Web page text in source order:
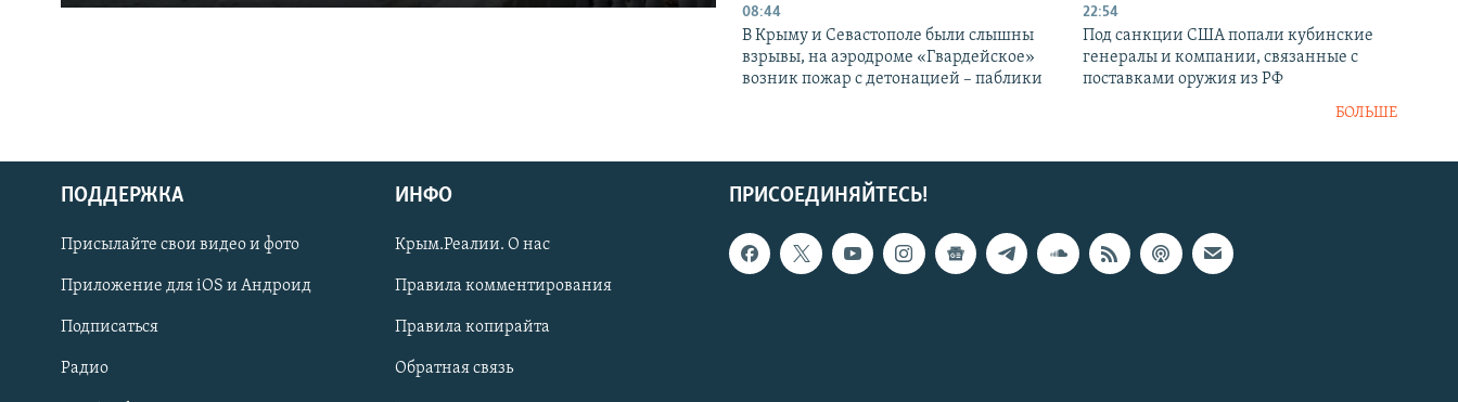
Українською
Qırımtatar
ПРИСОЕДИНЯЙТЕСЬ!
08:44
В Крыму и Севастополе были слышны
взрывы, на аэродроме «Гвардейское»
возник пожар с детонацией – паблики
22:54
Под санкции США попали кубинские
генералы и компании, связанные с
поставками оружия из РФ
БОЛЬШЕ
ПРИСОЕДИНЯЙТЕСЬ!
ПОДДЕРЖКА
Присылайте свои видео и фото
Приложение для iOS и Андроид
Подписаться
Радио
ИНФО
Крым.Реалии. О нас
Правила комментирования
Правила копирайта
Обратная связь